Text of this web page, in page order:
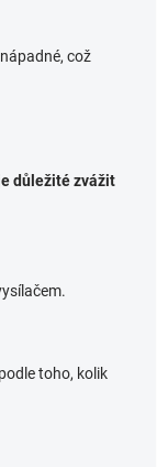
což
důležité zvážit
toho, kolik